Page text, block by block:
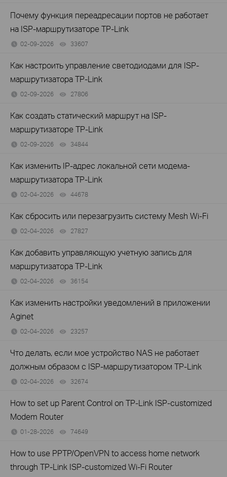
Почему функция переадресации портов не работает
на ISP-маршрутизаторе TP-Link
02-09-2026 33607
Как настроить управление светодиодами для ISP-
маршрутизатора TP-Link
02-09-2026 27806
Как создать статический маршрут на ISP-
маршрутизаторе TP-Link
02-09-2026 34844
Как изменить IP-адрес локальной сети модема-
маршрутизатора TP-Link
02-04-2026 44678
Как сбросить или перезагрузить систему Mesh Wi-Fi
02-04-2026 27827
Как добавить управляющую учетную запись для
маршрутизатора TP-Link
02-04-2026 36154
Как изменить настройки уведомлений в приложении
Aginet
02-04-2026 23257
Что делать, если мое устройство NAS не работает
должным образом с ISP-маршрутизатором TP-Link
02-04-2026 32674
How to set up Parent Control on TP-Link ISP-customized
Modem Router
01-28-2026 74649
How to use PPTP/OpenVPN to access home network
through TP-Link ISP-customized Wi-Fi Router